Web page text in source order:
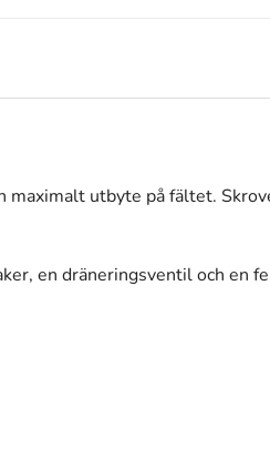
maximalt utbyte på fältet.
en dräneringsventil och en